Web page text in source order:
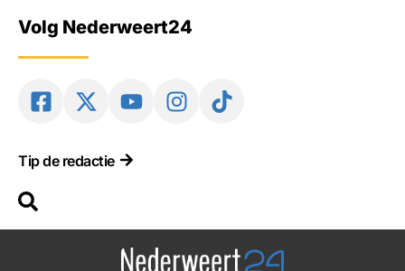
Volg Nederweert24
Tip de redactie